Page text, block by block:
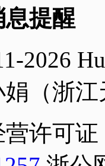
提醒
2026
（浙
营许可